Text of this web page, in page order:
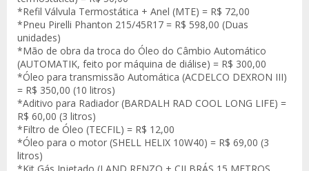
*Refil Válvula Termostática + Anel (MTE) = R$ 72,00
*Pneu Pirelli Phanton 215/45R17 = R$ 598,00 (Duas
unidades)
*Mão de obra da troca do Óleo do Câmbio Automático
(AUTOMATIK, feito por máquina de diálise) = R$ 300,00
*Óleo para transmissão Automática (ACDELCO DEXRON III)
= R$ 350,00 (10 litros)
*Aditivo para Radiador (BARDALH RAD COOL LONG LIFE) =
R$ 60,00 (3 litros)
*Filtro de Óleo (TECFIL) = R$ 12,00
*Óleo para o motor (SHELL HELIX 10W40) = R$ 69,00 (3
litros)